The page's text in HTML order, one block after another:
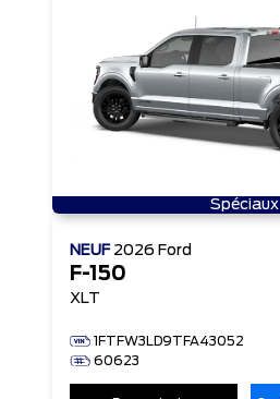
Spéciaux
NEUF 2026 Ford
F-150
XLT
1FTFW3LD9TFA43052
60623